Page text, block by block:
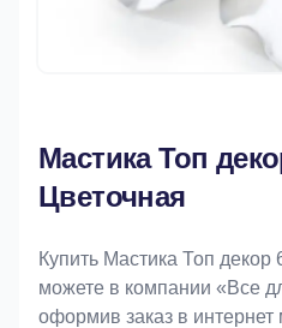
Мастика Топ
Цветочная
Купить Мастика Топ декор
можете в компании «Bce
оформив заказ в интернет